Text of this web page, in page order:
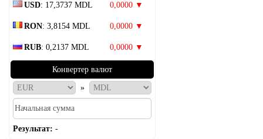
USD: 17,3737 MDL 0,0000 ▼
RON: 3,8154 MDL 0,0000 ▼
RUB: 0,2137 MDL 0,0000 ▼
Конвертер валют
»
Результат: -